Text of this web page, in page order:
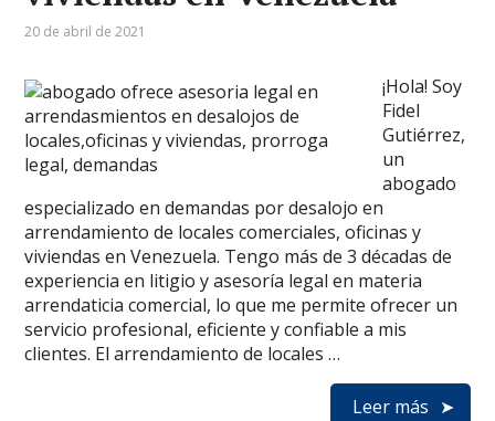
20 de abril de 2021
¡Hola! Soy
Fidel
Gutiérrez,
un
abogado
especializado en demandas por desalojo en
arrendamiento de locales comerciales, oficinas y
viviendas en Venezuela. Tengo más de 3 décadas de
experiencia en litigio y asesoría legal en materia
arrendaticia comercial, lo que me permite ofrecer un
servicio profesional, eficiente y confiable a mis
clientes. El arrendamiento de locales …
Leer más